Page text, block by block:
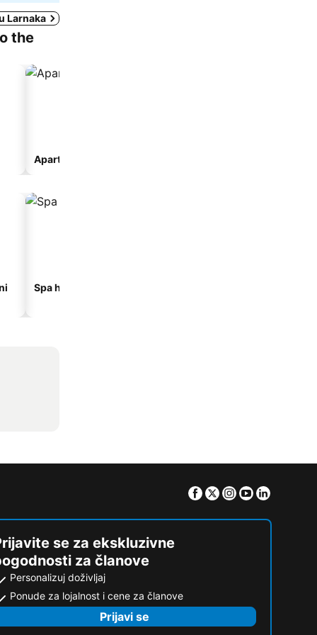
Larnaka
the
Apart-hotel
Spa hoteli
Facebook
TwitterInstagram
Youtube
se za ekskluzivne
za članove
Personalizuj doživljaj
Ponude za lojalnost i cene za članove
Prijavi se